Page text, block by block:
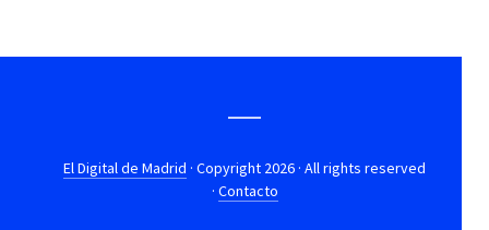
El Digital de Madrid · Copyright 2026 · All rights reserved
· Contacto